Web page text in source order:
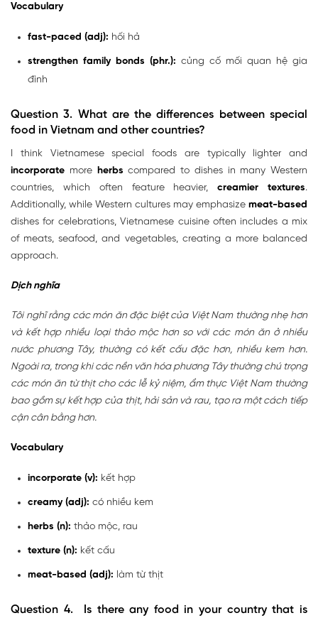
Vocabulary
fast-paced (adj): hối hả
strengthen family bonds (phr.): củng cố mối quan hệ gia
đình
Question 3. What are the differences between special
food in Vietnam and other countries?
I think Vietnamese special foods are typically lighter and
incorporate more herbs compared to dishes in many Western
countries, which often feature heavier,creamier textures.
Additionally, while Western cultures may emphasize meat-based
dishes for celebrations, Vietnamese cuisine often includes a mix
of meats, seafood, and vegetables, creating a more balanced
approach.
Dịch nghĩa
Tôi nghĩ rằng các món ăn đặc biệt của Việt Nam thường nhẹ hơn
và kết hợp nhiều loại thảo mộc hơn so với các món ăn ở nhiều
nước phương Tây, thường có kết cấu đặc hơn, nhiều kem hơn.
Ngoài ra, trong khi các nền văn hóa phương Tây thường chú trọng
các món ăn từ thịt cho các lễ kỷ niệm, ẩm thực Việt Nam thường
bao gồm sự kết hợp của thịt, hải sản và rau, tạo ra một cách tiếp
cận cân bằng hơn.
Vocabulary
incorporate (v): kết hợp
creamy (adj): có nhiều kem
herbs (n): thảo mộc, rau
texture (n): kết cấu
meat-based (adj): làm từ thịt
Question 4. Is there any food in your country that is